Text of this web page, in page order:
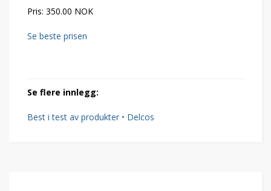
Pris: 350.00 NOK
Se beste prisen
Se flere innlegg:
Best i test av produkter • Delcos